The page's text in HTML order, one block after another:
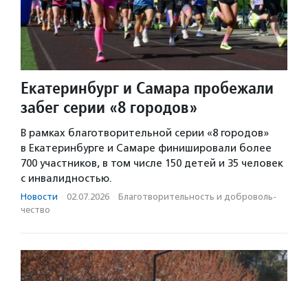
Екатеринбург и Самара пробежали
забег серии «8 городов»
В рамках благотворительной серии «8 городов»
в Екатеринбурге и Самаре финишировали более
700 участников, в том числе 150 детей и 35 человек
с инвалидностью.
Новости · 02.07.2026 · Благотвори­тель­ность и доброволь­
чест­во